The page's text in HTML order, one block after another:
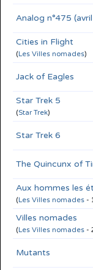
Analog n°475
Cities in Flight
(Les Villes nomades)
Jack of Eagles
Star Trek 5
(Star Trek)
Star Trek 6
The Quincunx of
Aux hommes les
(Les Villes nomades -
Villes nomades
(Les Villes nomades -
Mutants